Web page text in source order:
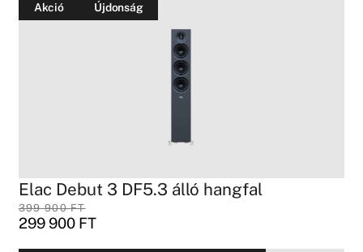
Akció Újdonság
Elac Debut 3 DF5.3 álló hangfal
399 900FT
299 900 FT